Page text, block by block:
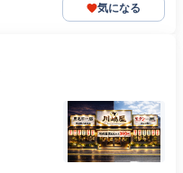
気になる